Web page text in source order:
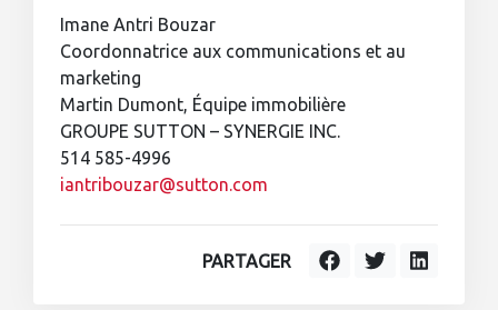
Imane Antri Bouzar
Coordonnatrice aux communications et au
marketing
Martin Dumont, Équipe immobilière
GROUPE SUTTON – SYNERGIE INC.
514 585-4996
iantribouzar@sutton.com
PARTAGER